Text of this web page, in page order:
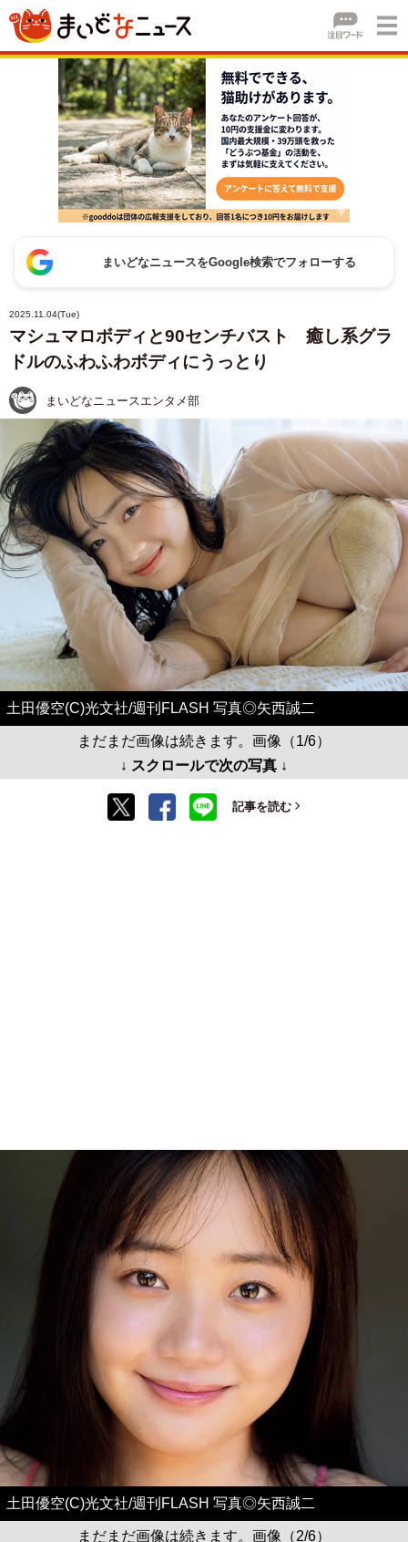
まいどなニュースをGoogle検索でフォローする
2025.11.04(Tue)
マシュマロボディと90センチバスト 癒し系グラ
ドルのふわふわボディにうっとり
まいどなニュースエンタメ部
土田優空(C)光文社/週刊FLASH 写真◎矢西誠二
まだまだ画像は続きます。画像（1/6）
↓ スクロールで次の写真 ↓
記事を読む
土田優空(C)光文社/週刊FLASH 写真◎矢西誠二
まだまだ画像は続きます。画像（2/6）